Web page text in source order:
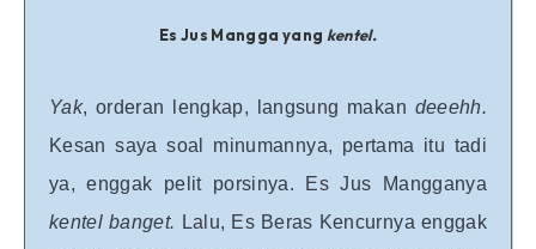
Es Jus Mangga yang kentel.
Yak, orderan lengkap, langsung makan deeehh.
Kesan saya soal minumannya, pertama itu tadi
ya, enggak pelit porsinya. Es Jus Mangganya
kentel banget. Lalu, Es Beras Kencurnya enggak